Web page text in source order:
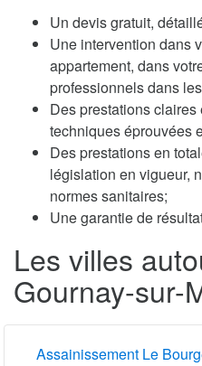
Un devis gratuit,
Une intervention dans
appartement, dans
professionnels dans
Des prestations
techniques éprouvées
Des prestations en
législation en vigueur,
normes sanitaires;
Une garantie de
Les villes
Gournay-sur-
Assainissement Le